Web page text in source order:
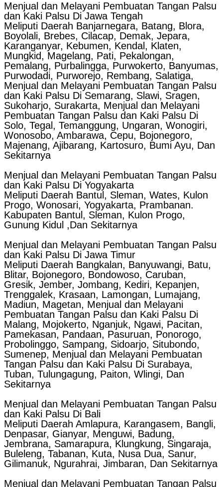
Menjual dan Melayani Pembuatan Tangan Palsu
dan Kaki Palsu Di Jawa Tengah
Meliputi Daerah Banjarnegara, Batang, Blora,
Boyolali, Brebes, Cilacap, Demak, Jepara,
Karanganyar, Kebumen, Kendal, Klaten,
Mungkid, Magelang, Pati, Pekalongan,
Pemalang, Purbalingga, Purwokerto, Banyumas,
Purwodadi, Purworejo, Rembang, Salatiga,
Menjual dan Melayani Pembuatan Tangan Palsu
dan Kaki Palsu Di Semarang, Slawi, Sragen,
Sukoharjo, Surakarta, Menjual dan Melayani
Pembuatan Tangan Palsu dan Kaki Palsu Di
Solo, Tegal, Temanggung, Ungaran, Wonogiri,
Wonosobo, Ambarawa, Cepu, Bojonegoro,
Majenang, Ajibarang, Kartosuro, Bumi Ayu, Dan
Sekitarnya
Menjual dan Melayani Pembuatan Tangan Palsu
dan Kaki Palsu Di Yogyakarta
Meliputi Daerah Bantul, Sleman, Wates, Kulon
Progo, Wonosari, Yogyakarta, Prambanan.
Kabupaten Bantul, Sleman, Kulon Progo,
Gunung Kidul ,Dan Sekitarnya
Menjual dan Melayani Pembuatan Tangan Palsu
dan Kaki Palsu Di Jawa Timur
Meliputi Daerah Bangkalan, Banyuwangi, Batu,
Blitar, Bojonegoro, Bondowoso, Caruban,
Gresik, Jember, Jombang, Kediri, Kepanjen,
Trenggalek, Krasaan, Lamongan, Lumajang,
Madiun, Magetan, Menjual dan Melayani
Pembuatan Tangan Palsu dan Kaki Palsu Di
Malang, Mojokerto, Nganjuk, Ngawi, Pacitan,
Pamekasan, Pandaan, Pasuruan, Ponorogo,
Probolinggo, Sampang, Sidoarjo, Situbondo,
Sumenep, Menjual dan Melayani Pembuatan
Tangan Palsu dan Kaki Palsu Di Surabaya,
Tuban, Tulungagung, Paiton, Wlingi, Dan
Sekitarnya
Menjual dan Melayani Pembuatan Tangan Palsu
dan Kaki Palsu Di Bali
Meliputi Daerah Amlapura, Karangasem, Bangli,
Denpasar, Gianyar, Menguwi, Badung,
Jembrana, Samarapura, Klungkung, Singaraja,
Buleleng, Tabanan, Kuta, Nusa Dua, Sanur,
Gilimanuk, Ngurahrai, Jimbaran, Dan Sekitarnya
Menjual dan Melayani Pembuatan Tangan Palsu